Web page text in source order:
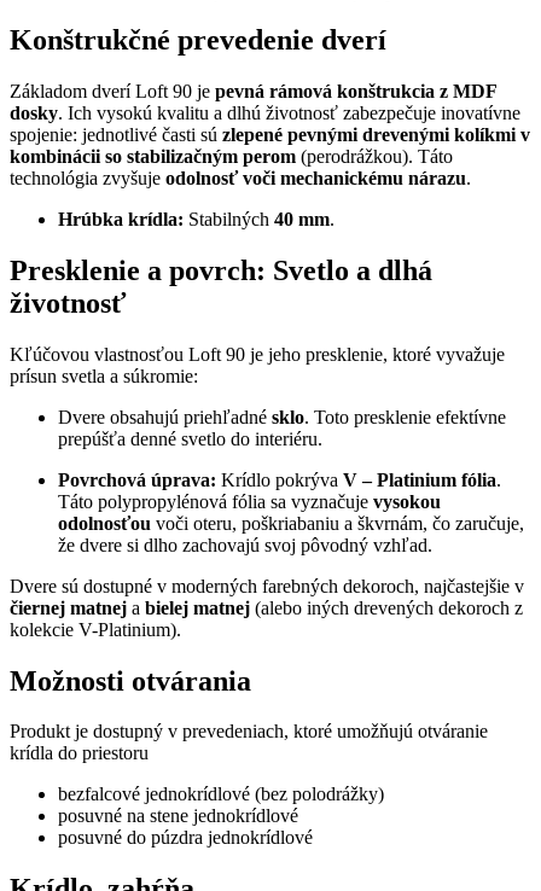
Konštrukčné prevedenie dverí
Základom dverí Loft 90 je pevná rámová konštrukcia z MDF
dosky. Ich vysokú kvalitu a dlhú životnosť zabezpečuje inovatívne
spojenie: jednotlivé časti sú zlepené pevnými drevenými kolíkmi v
kombinácii so stabilizačným perom (perodrážkou). Táto
technológia zvyšuje odolnosť voči mechanickému nárazu.
Hrúbka krídla: Stabilných 40 mm.
Presklenie a povrch: Svetlo a dlhá
životnosť
Kľúčovou vlastnosťou Loft 90 je jeho presklenie, ktoré vyvažuje
prísun svetla a súkromie:
Dvere obsahujú priehľadné sklo. Toto presklenie efektívne
prepúšťa denné svetlo do interiéru.
Povrchová úprava: Krídlo pokrýva V – Platinium fólia.
Táto polypropylénová fólia sa vyznačuje vysokou
odolnosťou voči oteru, poškriabaniu a škvrnám, čo zaručuje,
že dvere si dlho zachovajú svoj pôvodný vzhľad.
Dvere sú dostupné v moderných farebných dekoroch, najčastejšie v
čiernej matnej a bielej matnej (alebo iných drevených dekoroch z
kolekcie V-Platinium).
Možnosti otvárania
Produkt je dostupný v prevedeniach, ktoré umožňujú otváranie
krídla do priestoru
bezfalcové jednokrídlové (bez polodrážky)
posuvné na stene jednokrídlové
posuvné do púzdra jednokrídlové